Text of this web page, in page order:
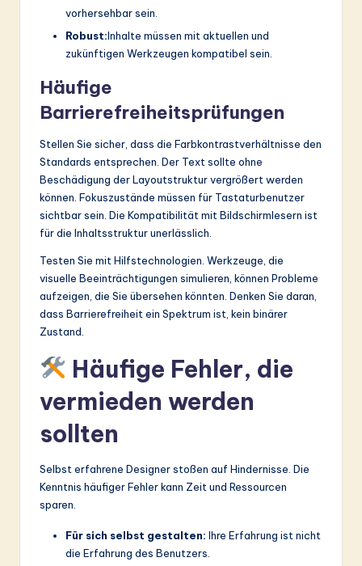
vorhersehbar sein.
Robust:Inhalte müssen mit aktuellen und
zukünftigen Werkzeugen kompatibel sein.
Häufige
Barrierefreiheitsprüfungen
Stellen Sie sicher, dass die Farbkontrastverhältnisse den
Standards entsprechen. Der Text sollte ohne
Beschädigung der Layoutstruktur vergrößert werden
können. Fokuszustände müssen für Tastaturbenutzer
sichtbar sein. Die Kompatibilität mit Bildschirmlesern ist
für die Inhaltsstruktur unerlässlich.
Testen Sie mit Hilfstechnologien. Werkzeuge, die
visuelle Beeinträchtigungen simulieren, können Probleme
aufzeigen, die Sie übersehen könnten. Denken Sie daran,
dass Barrierefreiheit ein Spektrum ist, kein binärer
Zustand.
Häufige Fehler, die
vermieden werden
sollten
Selbst erfahrene Designer stoßen auf Hindernisse. Die
Kenntnis häufiger Fehler kann Zeit und Ressourcen
sparen.
Für sich selbst gestalten: Ihre Erfahrung ist nicht
die Erfahrung des Benutzers.